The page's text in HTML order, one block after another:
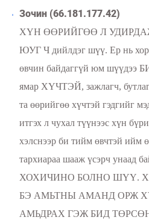
Зочин (66.181.177.42)
ХҮН ӨӨРИЙГӨӨ Л
ЮУГ Ч дийлдэг шүү. Ер нь
өвчин байдаггүй юм
ямар ХҮЧТЭЙ, зажлагч,
та өөрийгөө хүчтэй гэдгийг
итгэх л чухал түүнээс хүн
хэлснээр би тийм өвчтэй ийм
тархиараа шааж үсэрч унаад
ХОХИЧИНО БОЛНО ШҮҮ.
БЭ АМЬТНЫ АМАНД ОРЖ
АМЬДРАХ ГЭЖ БИД